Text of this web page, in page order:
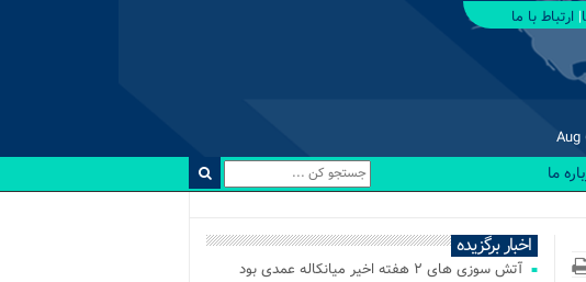
ارتباط با ما
Aug
ما
اخبار برگزیده
آتش‌ سوزی‌ های ۲ هفته اخیر میانکاله عمدی بود